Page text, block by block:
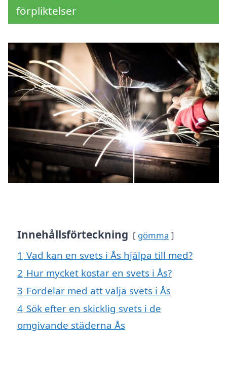
förpliktelser
Innehållsförteckning gömma
1 Vad kan en svets i Ås hjälpa till med?
2 Hur mycket kostar en svets i Ås?
3 Fördelar med att välja svets i Ås
4 Sök efter en skicklig svets i de
omgivande städerna Ås